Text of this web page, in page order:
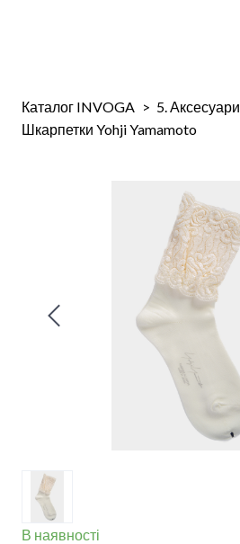
Каталог INVOGA 5. Аксесуари
Шкарпетки Yohji Yamamoto
В наявності